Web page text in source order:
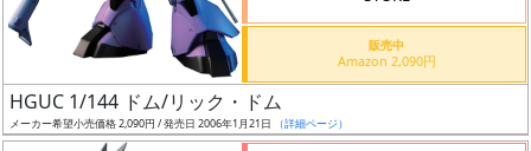
割
引
販売中
Amazon 2,090円
HGUC 1/144 ドム/リック・ドム
メーカー希望小売価格 2,090円 / 発売日 2006年1月21日 （詳細ページ）